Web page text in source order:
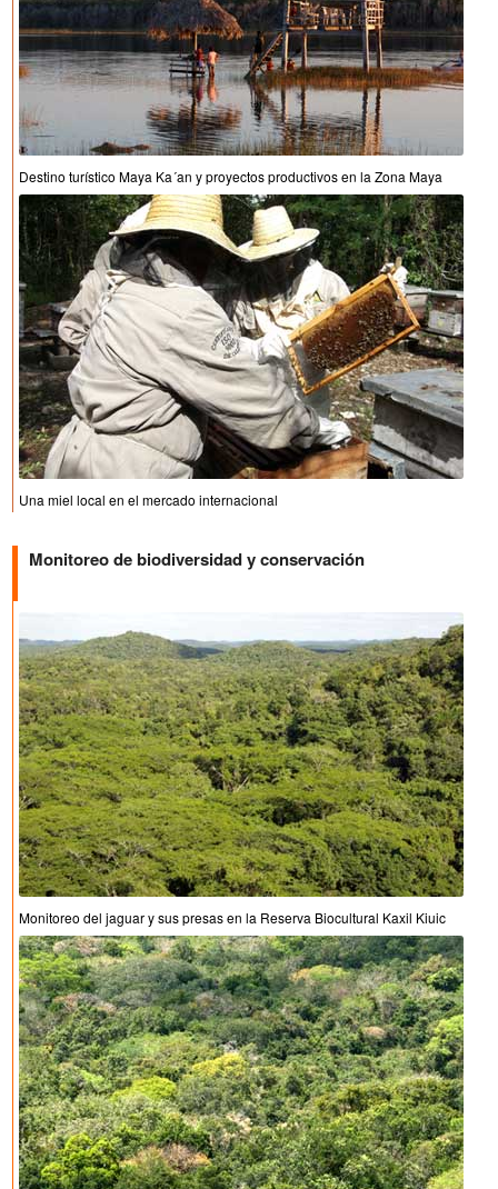
Destino turístico Maya Ka´an y proyectos productivos en la Zona Maya
Una miel local en el mercado internacional
Monitoreo de biodiversidad y conservación
Monitoreo del jaguar y sus presas en la Reserva Biocultural Kaxil Kiuic